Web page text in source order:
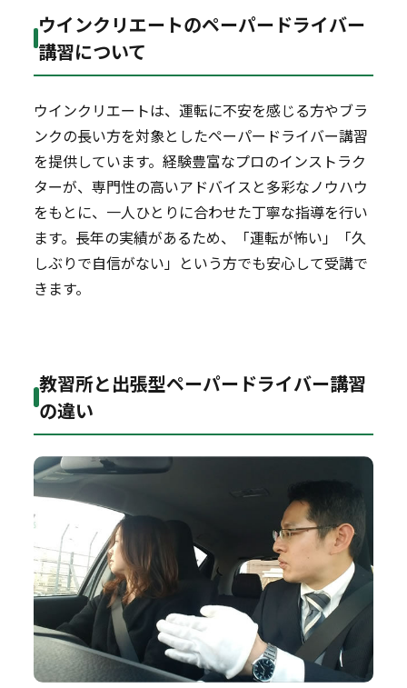
ウインクリエートのペーパードライバー
講習について
ウインクリエートは、運転に不安を感じる方やブラ
ンクの長い方を対象としたペーパードライバー講習
を提供しています。経験豊富なプロのインストラク
ターが、専門性の高いアドバイスと多彩なノウハウ
をもとに、一人ひとりに合わせた丁寧な指導を行い
ます。長年の実績があるため、「運転が怖い」「久
しぶりで自信がない」という方でも安心して受講で
きます。
教習所と出張型ペーパードライバー講習
の違い